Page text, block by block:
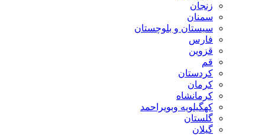
زنجان
سمنان
سیستان و بلوچستان
فارس
قزوین
قم
کردستان
کرمان
کرمانشاه
کهگیلویه وبویراحمد
گلستان
گیلان